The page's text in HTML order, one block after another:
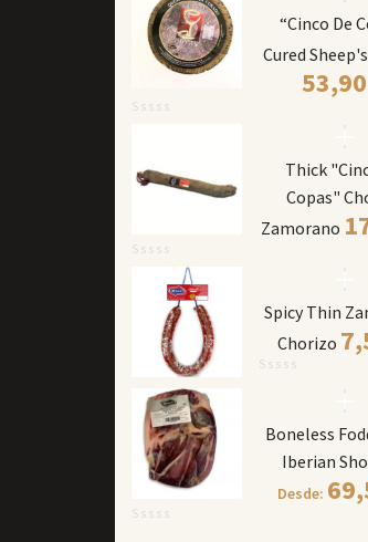
“Cinco De
Cured
53,90
Thick
Copas"
Zamorano
Spicy Thin
Chorizo
Boneless
Iberian
Desde: